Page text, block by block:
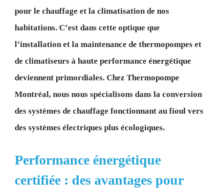
pour le chauffage et la climatisation de nos
habitations. C’est dans cette optique que
l’installation et la maintenance de thermopompes et
de climatiseurs à haute performance énergétique
deviennent primordiales. Chez Thermopompe
Montréal, nous nous spécialisons dans la conversion
des systèmes de chauffage fonctionnant au fioul vers
des systèmes électriques plus écologiques.
Performance énergétique
certifiée : des avantages pour